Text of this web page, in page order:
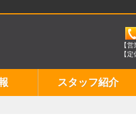
【営
【定
スタッフ紹介